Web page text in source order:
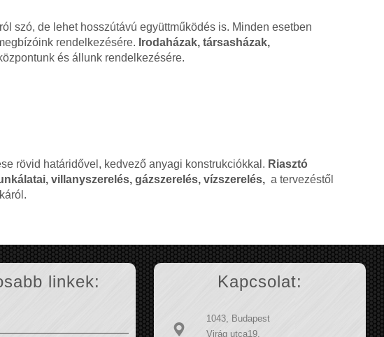
szó, de lehet hosszútávú együttműködés is. Minden esetben
rendelkezésére. Irodaházak, társasházak,
és állunk rendelkezésére.
rövid határidővel, kedvező anyagi konstrukciókkal. Riasztó
villanyszerelés, gázszerelés, vízszerelés, a tervezéstől
linkek: Kapcsolat:
1043, Budapest
Virág utca19.